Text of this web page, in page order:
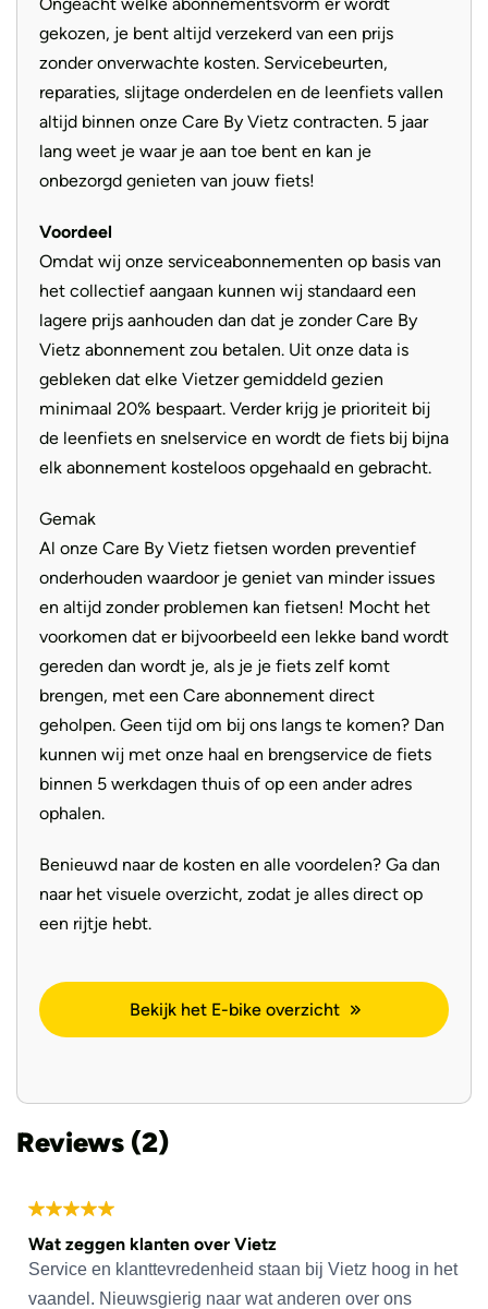
Comfort
Kalkhoff heeft bij de Endeavour 5+ Advance duidelijk niet
bezuinigd op rijcomfort. De fiets is voorzien van een
luchtgeveerde voorvork van Suntour, die oneffenheden
samen met de brede banden, voor maximale controle.
Daarnaast is de fiets uitgerust met hetBosch Kiox 300
display(inclusief LED Remote). Dankzij hetBosch Smart
Systemkoppel je eenvoudig je smartphone en kun je
navigatie-aanwijzingen direct op je kleurenscherm zien.
Landelijke haal- en brengservice
Met het Care by Vietz-abonnement kun je kiezen voor het
voorkomen dat er bijvoorbeeld een lekke band wordt
gereden en je hebt geen tijd om langs te komen? Dan
staan we binnen 5 werkdagen bij je op de stoep.
Kortom:
afstand is voor ons geen probleem!
Toelaatbaar
gewicht
Aandrijving Ketting
Type aandrijving Shimano CN-LG500
Selle Royal Lookin Evo
Drager MIK HD Rear Carrier
Remschijf voor: 180 mm achter 180 mm
Type Endeavour 5+ Advance
gekozen, je bent altijd verzekerd van een prijs
zonder onverwachte kosten. Servicebeurten,
reparaties, slijtage onderdelen en de leenfiets vallen
altijd binnen onze Care By Vietz contracten. 5 jaar
lang weet je waar je aan toe bent en kan je
onbezorgd genieten van jouw fiets!
Voordeel
Omdat wij onze serviceabonnementen op basis van
het collectief aangaan kunnen wij standaard een
lagere prijs aanhouden dan dat je zonder Care By
Vietz abonnement zou betalen. Uit onze data is
gebleken dat elke Vietzer gemiddeld gezien
minimaal 20% bespaart. Verder krijg je prioriteit bij
de leenfiets en snelservice en wordt de fiets bij bijna
elk abonnement kosteloos opgehaald en gebracht.
Gemak
Al onze Care By Vietz fietsen worden preventief
onderhouden waardoor je geniet van minder issues
en altijd zonder problemen kan fietsen! Mocht het
voorkomen dat er bijvoorbeeld een lekke band wordt
gereden dan wordt je, als je je fiets zelf komt
brengen, met een Care abonnement direct
geholpen. Geen tijd om bij ons langs te komen? Dan
kunnen wij met onze haal en brengservice de fiets
binnen 5 werkdagen thuis of op een ander adres
ophalen.
Benieuwd naar de kosten en alle voordelen? Ga dan
naar het visuele overzicht, zodat je alles direct op
een rijtje hebt.
Bekijk het E-bike overzicht
Reviews (2)
Wat zeggen klanten over Vietz
Service en klanttevredenheid staan bij Vietz hoog in het
vaandel. Nieuwsgierig naar wat anderen over ons